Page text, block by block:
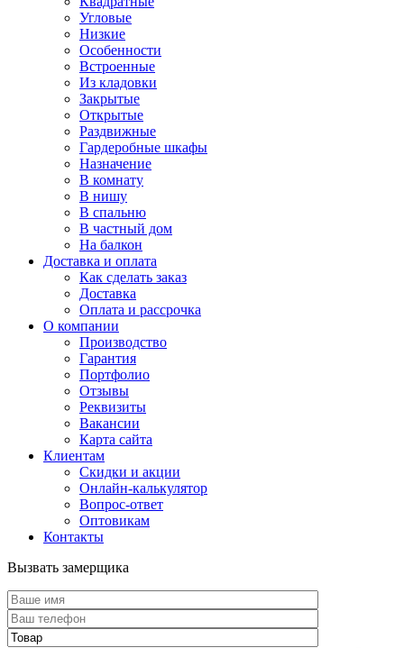
Угловые
Низкие
Особенности
Встроенные
Из кладовки
Закрытые
Открытые
Раздвижные
Гардеробные шкафы
Назначение
В комнату
В нишу
В спальню
В частный дом
На балкон
Доставка и оплата
Как сделать заказ
Доставка
Оплата и рассрочка
О компании
Производство
Гарантия
Портфолио
Отзывы
Реквизиты
Вакансии
Карта сайта
Клиентам
Скидки и акции
Онлайн-калькулятор
Вопрос-ответ
Оптовикам
Контакты
Вызвать замерщика